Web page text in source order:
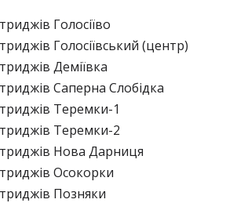
Голосіїво
Голосіївський (центр)
Деміївка
Саперна Слобідка
Теремки-1
Теремки-2
Нова Дарниця
Осокорки
Позняки